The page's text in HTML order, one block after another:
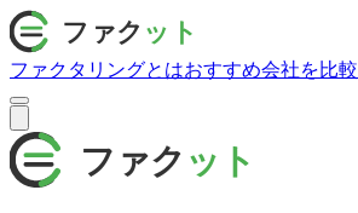
ファクタリングとはおすすめ会社を比較